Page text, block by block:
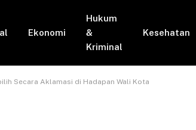
Ekonomi
Hukum
&
Kriminal
Kesehatan
Secara Aklamasi di Hadapan Wali Kota